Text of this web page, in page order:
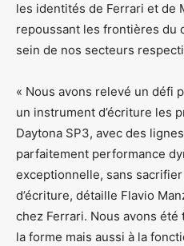
les identités de Ferrari et de
repoussant les frontières du
sein de nos secteurs
« Nous avons relevé un défi
un instrument d’écriture les
Daytona SP3, avec des
parfaitement performance
exceptionnelle, sans
d’écriture, détaille Flavio
chez Ferrari. Nous avons
la forme mais aussi à la